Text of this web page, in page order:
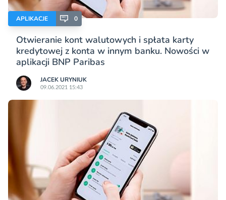
APLIKACJE 0
Otwieranie kont walutowych i spłata karty
kredytowej z konta w innym banku. Nowości w
aplikacji BNP Paribas
JACEK URYNIUK
09.06.2021 15:43